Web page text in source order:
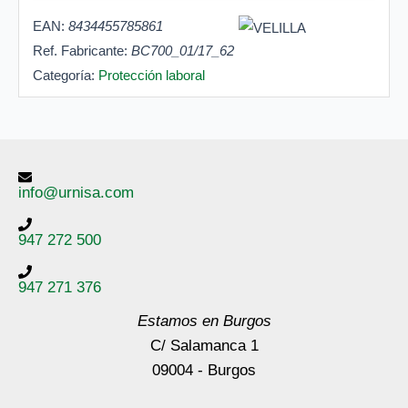
EAN: 8434455785861
Ref. Fabricante: BC700_01/17_62
Categoría: Protección laboral
info@urnisa.com
947 272 500
947 271 376
Estamos en Burgos
C/ Salamanca 1
09004 - Burgos